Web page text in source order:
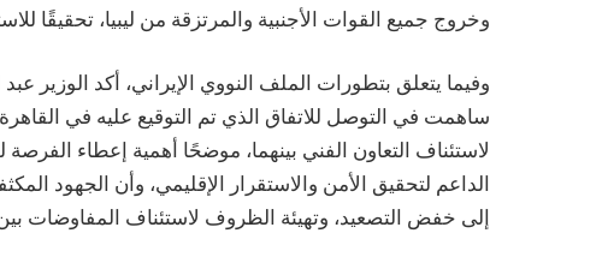
وخروج جميع القوات الأجنبية والمرتزقة من ليبيا، تحقيقًا
وفيما يتعلق بتطورات الملف النووي الإيراني، أكد الوزير
ساهمت في التوصل للاتفاق الذي تم التوقيع عليه في القاهرة
لاستئناف التعاون الفني بينهما، موضحًا أهمية إعطاء الفرصة
الداعم لتحقيق الأمن والاستقرار الإقليمي، وأن الجهود
إلى خفض التصعيد، وتهيئة الظروف لاستئناف المفاوضات بين